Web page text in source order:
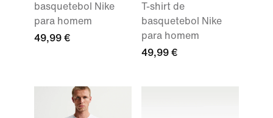
basquetebol Nike
para homem
49,99 €
T-shirt de
basquetebol Nike
para homem
49,99 €